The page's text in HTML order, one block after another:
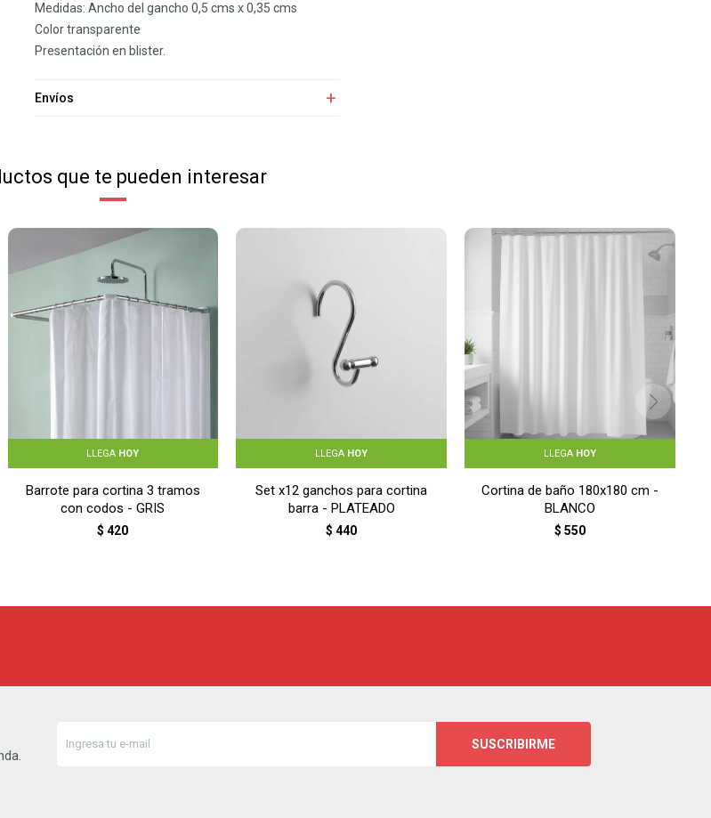
Medidas: Ancho del gancho 0,5 cms x 0,35 cms
Color transparente
Presentación en blister.
Envíos
que te pueden interesar
LLEGA HOY
Barrote para cortina 3 tramos
con codos - GRIS
$ 420
LLEGA HOY
Set x12 ganchos para cortina
barra - PLATEADO
$ 440
LLEGA HOY
Cortina de baño 180x180 cm -
BLANCO
$ 550
SUSCRIBIRME